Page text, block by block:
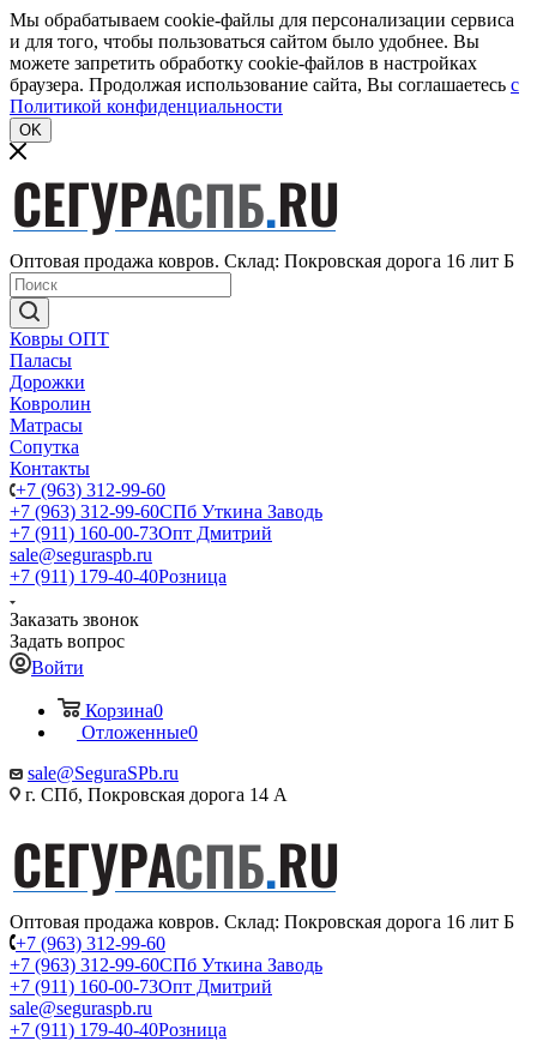
Мы обрабатываем cookie-файлы для персонализации сервиса
и для того, чтобы пользоваться сайтом было удобнее. Вы
можете запретить обработку cookie-файлов в настройках
браузера. Продолжая использование сайта, Вы соглашаетесь c
Политикой конфиденциальности
OK
Оптовая продажа ковров. Склад: Покровская дорога 16 лит Б
Ковры ОПТ
Паласы
Дорожки
Ковролин
Матрасы
Сопутка
Контакты
+7 (963) 312-99-60
+7 (963) 312-99-60СПб Уткина Заводь
+7 (911) 160-00-73Опт Дмитрий
sale@seguraspb.ru
+7 (911) 179-40-40Розница
Заказать звонок
Задать вопрос
Войти
Корзина0
Отложенные0
sale@SeguraSPb.ru
г. СПб, Покровская дорога 14 А
Оптовая продажа ковров. Склад: Покровская дорога 16 лит Б
+7 (963) 312-99-60
+7 (963) 312-99-60СПб Уткина Заводь
+7 (911) 160-00-73Опт Дмитрий
sale@seguraspb.ru
+7 (911) 179-40-40Розница